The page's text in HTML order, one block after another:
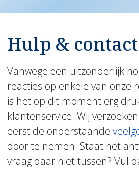
Hulp & contact
Vanwege een uitzonderlijk
reacties op enkele van onze
is het op dit moment erg
klantenservice. Wij
eerst de onderstaande
door te nemen. Staat het
vraag daar niet tussen? Vul